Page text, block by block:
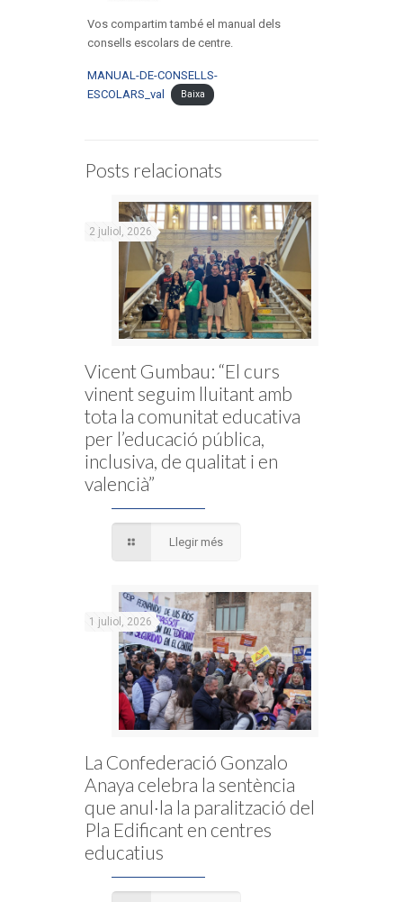
Vos compartim també el manual dels
consells escolars de centre.
MANUAL-DE-CONSELLS-
ESCOLARS_val
Baixa
Posts relacionats
2 juliol, 2026
Vicent Gumbau: “El curs
vinent seguim lluitant amb
tota la comunitat educativa
per l’educació pública,
inclusiva, de qualitat i en
valencià”
Llegir més
1 juliol, 2026
La Confederació Gonzalo
Anaya celebra la sentència
que anul·la la paralització del
Pla Edificant en centres
educatius